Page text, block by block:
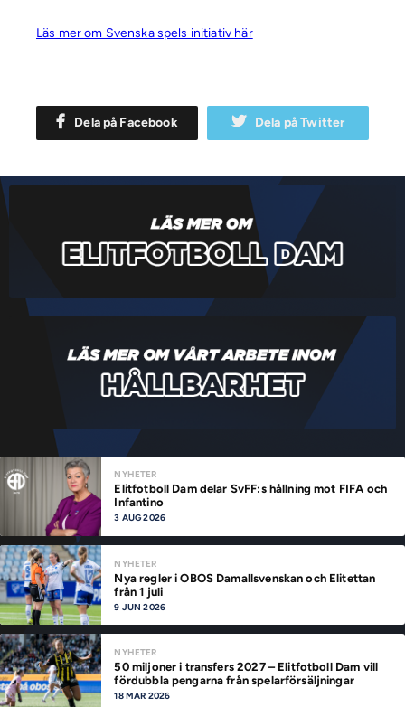
Läs mer om Svenska spels initiativ här
Dela på Facebook Dela på Twitter
NYHETER
Elitfotboll Dam delar SvFF:s hållning mot FIFA och
Infantino
3 AUG 2026
NYHETER
Nya regler i OBOS Damallsvenskan och Elitettan
från 1 juli
9 JUN 2026
NYHETER
50 miljoner i transfers 2027 – Elitfotboll Dam vill
fördubbla pengarna från spelarförsäljningar
18 MAR 2026